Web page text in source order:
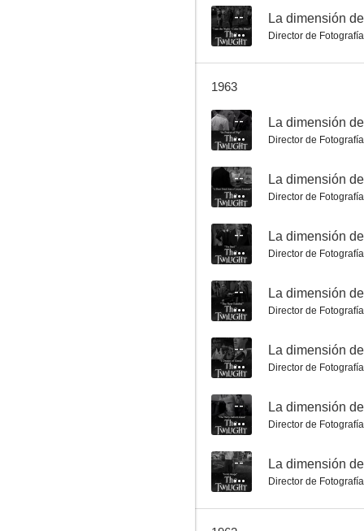
La dimensión desconocida: César y yo
-- La dimensión
Director de Fotografía
1963
--
Director de Fotografía
--
Director de Fotografía
--
Director de Fotografía
--
Director de Fotografía
--
Director de Fotografía
--
Director de Fotografía
--
Director de Fotografía